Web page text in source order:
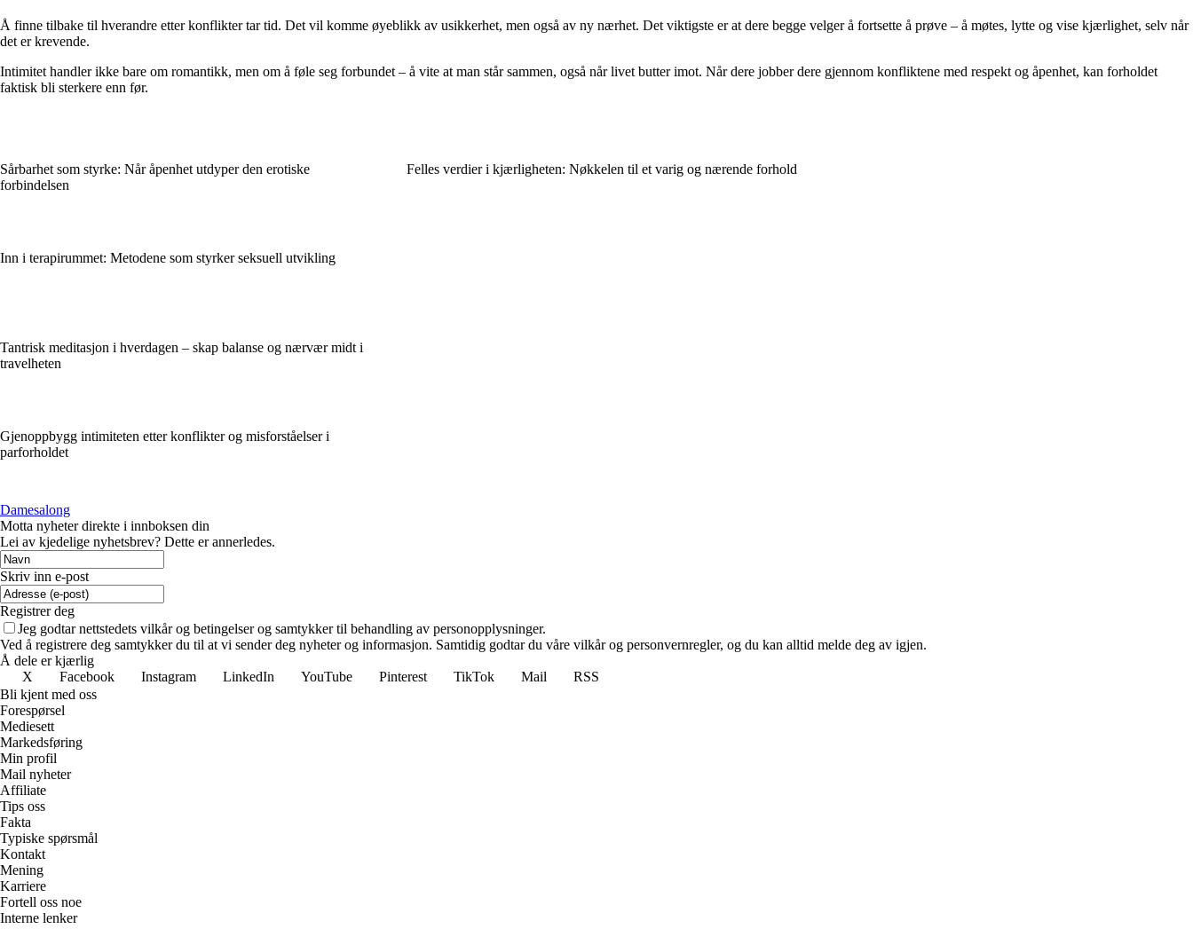
Å finne tilbake til hverandre etter konflikter tar tid. Det vil komme øyeblikk av usikkerhet, men også av ny nærhet. Det viktigste er at dere begge velger å fortsette å prøve – å møtes, lytte og vise kjærlighet, selv når
det er krevende.
Intimitet handler ikke bare om romantikk, men om å føle seg forbundet – å vite at man står sammen, også når livet butter imot. Når dere jobber dere gjennom konfliktene med respekt og åpenhet, kan forholdet
faktisk bli sterkere enn før.
Sårbarhet som styrke: Når åpenhet utdyper den erotiske
forbindelsen
Inn i terapirummet: Metodene som styrker seksuell utvikling
Tantrisk meditasjon i hverdagen – skap balanse og nærvær midt i
travelheten
Gjenoppbygg intimiteten etter konflikter og misforståelser i
parforholdet
Felles verdier i kjærligheten: Nøkkelen til et varig og nærende forhold
Damesalong
Motta nyheter direkte i innboksen din
Lei av kjedelige nyhetsbrev? Dette er annerledes.
Skriv inn e-post
Registrer deg
Jeg godtar nettstedets vilkår og betingelser og samtykker til behandling av personopplysninger.
Ved å registrere deg samtykker du til at vi sender deg nyheter og informasjon. Samtidig godtar du våre vilkår og personvernregler, og du kan alltid melde deg av igjen.
Å dele er kjærlig
X
Facebook Instagram LinkedIn YouTube Pinterest TikTok Mail
RSS
Bli kjent med oss
Forespørsel
Mediesett
Markedsføring
Min profil
Mail nyheter
Affiliate
Tips oss
Fakta
Typiske spørsmål
Kontakt
Mening
Karriere
Fortell oss noe
Interne lenker